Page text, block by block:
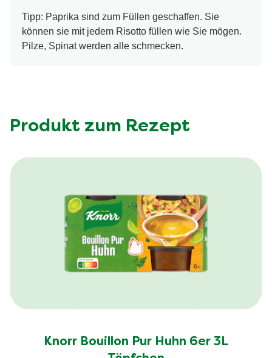
Tipp: Paprika sind zum Füllen geschaffen. Sie
können sie mit jedem Risotto füllen wie Sie mögen.
Pilze, Spinat werden alle schmecken.
Produkt zum Rezept
Knorr Bouillon Pur Huhn 6er 3L